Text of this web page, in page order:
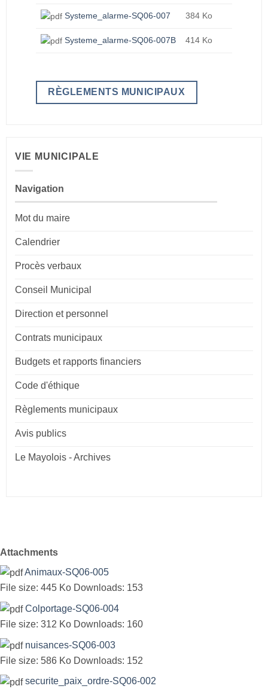
Systeme_alarme-SQ06-007 384 Ko
Systeme_alarme-SQ06-007B 414 Ko
RÈGLEMENTS MUNICIPAUX
VIE MUNICIPALE
Navigation
Mot du maire
Calendrier
Procès verbaux
Conseil Municipal
Direction et personnel
Contrats municipaux
Budgets et rapports financiers
Code d'éthique
Règlements municipaux
Avis publics
Le Mayolois - Archives
Attachments
Animaux-SQ06-005
File size: 445 Ko Downloads: 153
Colportage-SQ06-004
File size: 312 Ko Downloads: 160
nuisances-SQ06-003
File size: 586 Ko Downloads: 152
securite_paix_ordre-SQ06-002